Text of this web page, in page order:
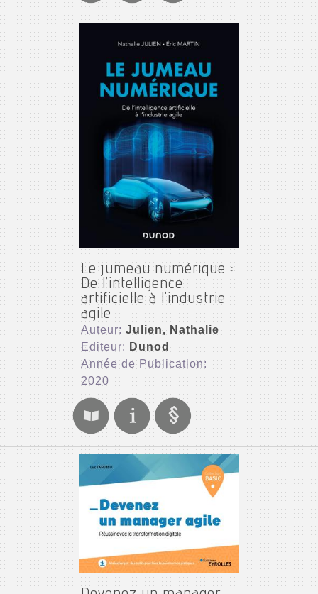
Le jumeau numérique :
De l'intelligence
artificielle à l'industrie
agile
Auteur:Julien, Nathalie
Editeur: Dunod
Année de Publication:
2020